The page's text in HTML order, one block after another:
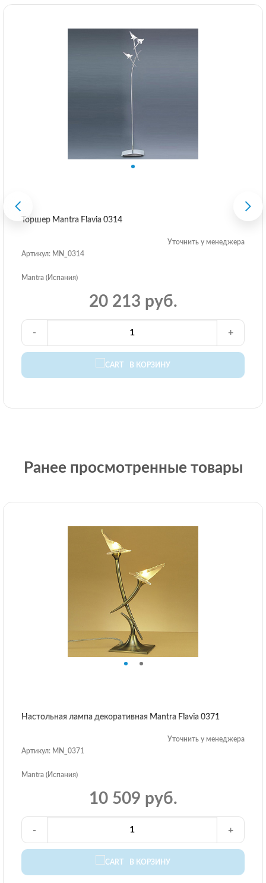
Торшер Mantra Flavia 0314
Уточнить у менеджера
Артикул: MN_0314
Mantra (Испания)
20 213 руб.
В КОРЗИНУ
- +
Ранее просмотренные товары
Настольная лампа декоративная Mantra Flavia 0371
Уточнить у менеджера
Артикул: MN_0371
Mantra (Испания)
10 509 руб.
В КОРЗИНУ
- +